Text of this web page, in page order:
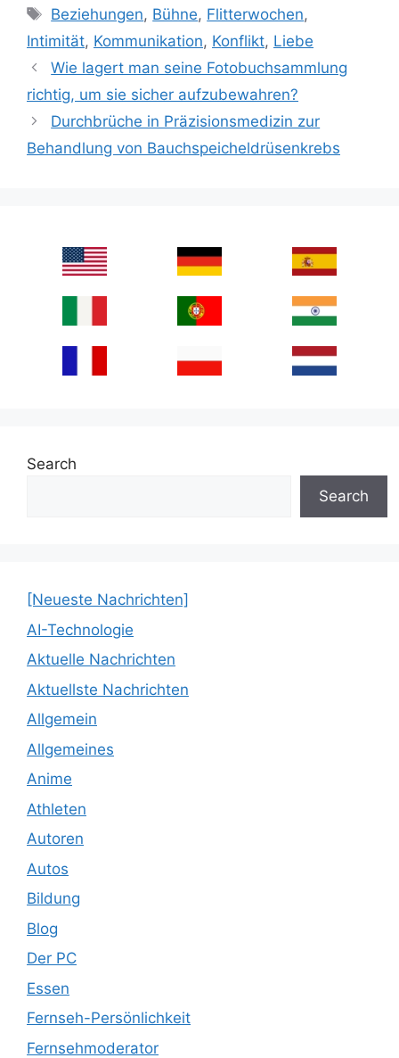
Tags
Beziehungen, Bühne, Flitterwochen,
Intimität, Kommunikation, Konflikt, Liebe
Wie lagert man seine Fotobuchsammlung
richtig, um sie sicher aufzubewahren?
Durchbrüche in Präzisionsmedizin zur
Behandlung von Bauchspeicheldrüsenkrebs
Search
Search
[Neueste Nachrichten]
AI-Technologie
Aktuelle Nachrichten
Aktuellste Nachrichten
Allgemein
Allgemeines
Anime
Athleten
Autoren
Autos
Bildung
Blog
Der PC
Essen
Fernseh-Persönlichkeit
Fernsehmoderator